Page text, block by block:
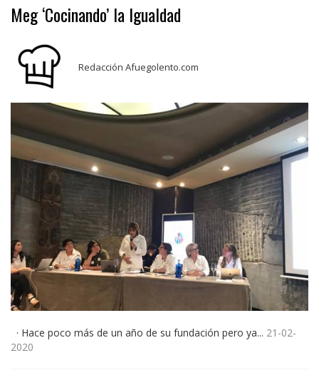
Meg ‘Cocinando’ la Igualdad
Redacción Afuegolento.com
· Hace poco más de un año de su fundación pero ya... 21-02-
2020